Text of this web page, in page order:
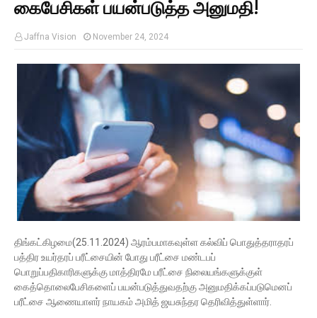
கைபேசிகள் பயன்படுத்த அனுமதி!
Jaffna Vision November 24, 2024
திங்கட்கிழமை(25.11.2024) ஆரம்பமாகவுள்ள கல்விப் பொதுத்தராதரப்
பத்திர உயர்தரப் பரீட்சையின் போது பரீட்சை மண்டபப்
பொறுப்பதிகாரிகளுக்கு மாத்திரமே பரீட்சை நிலையங்களுக்குள்
கைத்தொலைபேசிகளைப் பயன்படுத்துவதற்கு அனுமதிக்கப்படுமெனப்
பரீட்சை ஆணையாளர் நாயகம் அமித் ஜயசுந்தர தெரிவித்துள்ளார்.